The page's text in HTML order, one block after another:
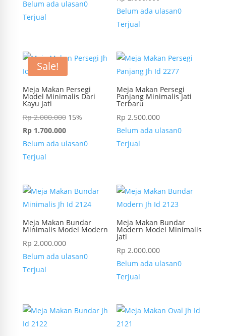
Belum ada ulasan0
Terjual
Belum ada ulasan0
Terjual
Sale!
Meja Makan Persegi
Model Minimalis Dari
Kayu Jati
Rp2.000.000 15%
Rp1.700.000
Belum ada ulasan0
Terjual
Meja Makan Persegi
Panjang Minimalis Jati
Terbaru
Rp 2.500.000
Belum ada ulasan0
Terjual
Meja Makan Bundar
Minimalis Model Modern
Rp 2.000.000
Belum ada ulasan0
Terjual
Meja Makan Bundar
Modern Model Minimalis
Jati
Rp 2.000.000
Belum ada ulasan0
Terjual